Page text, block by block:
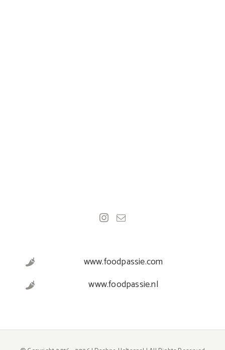
www.foodpassie.com
www.foodpassie.nl